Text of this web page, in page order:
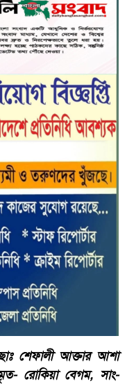
শেফালী আক্তার আশা
রোকিয়া বেগম, সাং-